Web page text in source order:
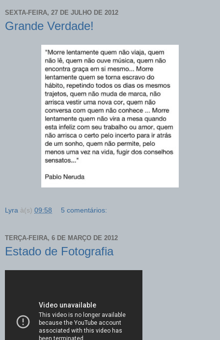
SEXTA-FEIRA, 27 DE JULHO DE 2012
Grande Verdade!
Lyra à(s) 09:58 5 comentários:
TERÇA-FEIRA, 6 DE MARÇO DE 2012
Estado de Fotografia